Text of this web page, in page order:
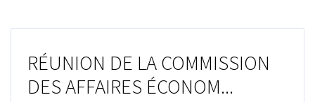
RÉUNION DE LA COMMISSION
DES AFFAIRES ÉCONOM...